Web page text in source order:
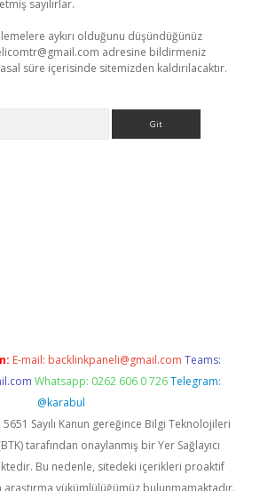
sayılırlar.
aykırı olduğunu düşündüğünüz
adresine bildirmeniz
süre içerisinde sitemizden kaldırılacaktır.
E-mail: backlinkpaneli@gmail.com Teams:
Whatsapp: 0262 606 0 726 Telegram:
@karabul
5651 Sayılı Kanun gereğince Bilgi Teknolojileri
tarafından onaylanmış bir Yer Sağlayıcı
Bu nedenle, sitedeki içerikleri proaktif
yükümlülüğümüz bulunmamaktadır.